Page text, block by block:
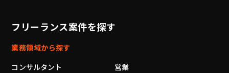
フリーランス案件を探す
業務領域から探す
コンサルタント
営業